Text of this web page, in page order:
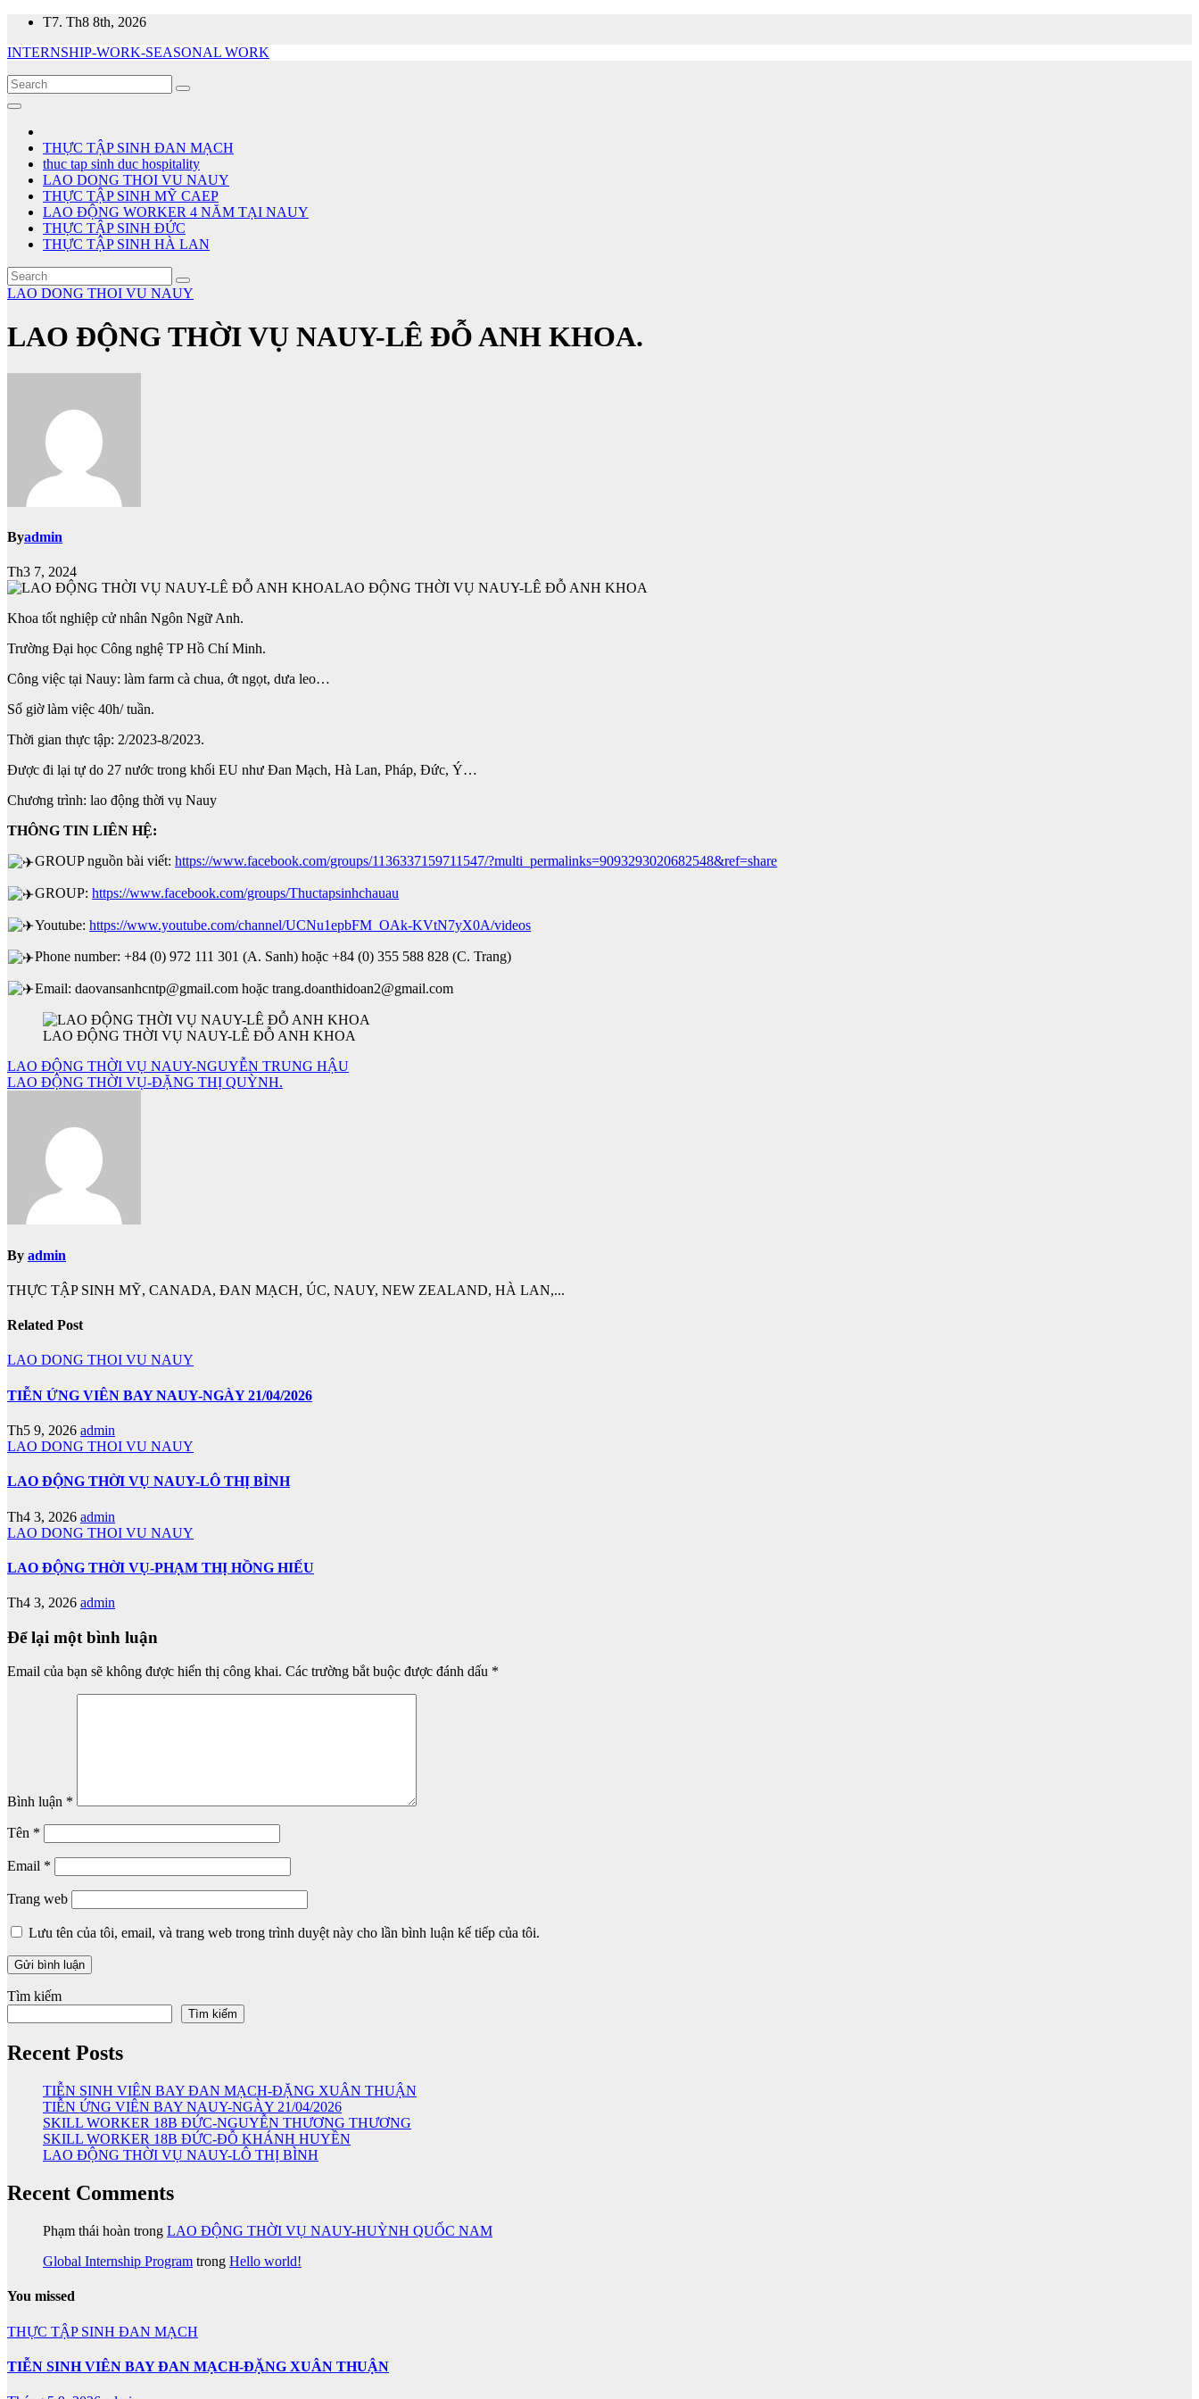
Skip
content
T7. Th8 8th, 2026
INTERNSHIP-WORK-SEASONAL WORK
THỰC TẬP SINH ĐAN MẠCH
thuc tap sinh duc hospitality
LAO DONG THOI VU NAUY
THỰC TẬP SINH MỸ CAEP
LAO ĐỘNG WORKER 4 NĂM TẠI NAUY
THỰC TẬP SINH ĐỨC
THỰC TẬP SINH HÀ LAN
LAO DONG THOI VU NAUY
LAO ĐỘNG THỜI VỤ NAUY-LÊ ĐỖ ANH KHOA.
Byadmin
Th3 7, 2024
LAO ĐỘNG THỜI VỤ NAUY-LÊ ĐỖ ANH KHOA
Khoa tốt nghiệp cử nhân Ngôn Ngữ Anh.
Trường Đại học Công nghệ TP Hồ Chí Minh.
Công việc tại Nauy: làm farm cà chua, ớt ngọt, dưa leo…
Số giờ làm việc 40h/ tuần.
Thời gian thực tập: 2/2023-8/2023.
Được đi lại tự do 27 nước trong khối EU như Đan Mạch, Hà Lan, Pháp, Đức, Ý…
Chương trình: lao động thời vụ Nauy
THÔNG TIN LIÊN HỆ:
GROUP nguồn bài viết:https://www.facebook.com/groups/1136337159711547/?multi_permalinks=9093293020682548&ref=share
GROUP:https://www.facebook.com/groups/Thuctapsinhchauau
Youtube:https://www.youtube.com/channel/UCNu1epbFM_OAk-KVtN7yX0A/videos
Phone number: +84 (0) 972 111 301 (A. Sanh) hoặc +84 (0) 355 588 828 (C. Trang)
Email: daovansanhcntp@gmail.com hoặc trang.doanthidoan2@gmail.com
LAO ĐỘNG THỜI VỤ NAUY-LÊ ĐỖ ANH KHOA
Điều
hướng
LAO ĐỘNG THỜI VỤ NAUY-NGUYỄN TRUNG HẬU
LAO ĐỘNG THỜI VỤ-ĐẶNG THỊ QUỲNH.
By admin
THỰC TẬP SINH MỸ, CANADA, ĐAN MẠCH, ÚC, NAUY, NEW ZEALAND, HÀ LAN,...
Related Post
LAO DONG THOI VU NAUY
TIỄN ỨNG VIÊN BAY NAUY-NGÀY 21/04/2026
Th5 9, 2026 admin
LAO DONG THOI VU NAUY
LAO ĐỘNG THỜI VỤ NAUY-LÔ THỊ BÌNH
Th4 3, 2026 admin
LAO DONG THOI VU NAUY
LAO ĐỘNG THỜI VỤ-PHẠM THỊ HỒNG HIẾU
Th4 3, 2026 admin
Để lại một bình luận
Email của bạn sẽ không được hiển thị công khai. Các trường bắt buộc được đánh dấu *
Bình luận *
Tên *
Email *
Trang web
Lưu tên của tôi, email, và trang web trong trình duyệt này cho lần bình luận kế tiếp của tôi.
Tìm kiếm
Tìm kiếm
Recent Posts
TIỄN SINH VIÊN BAY ĐAN MẠCH-ĐẶNG XUÂN THUẬN
TIỄN ỨNG VIÊN BAY NAUY-NGÀY 21/04/2026
SKILL WORKER 18B ĐỨC-NGUYỄN THƯƠNG THƯƠNG
SKILL WORKER 18B ĐỨC-ĐỖ KHÁNH HUYỀN
LAO ĐỘNG THỜI VỤ NAUY-LÔ THỊ BÌNH
Recent Comments
Phạm thái hoàn trong LAO ĐỘNG THỜI VỤ NAUY-HUỲNH QUỐC NAM
Global Internship Program trong Hello world!
You missed
THỰC TẬP SINH ĐAN MẠCH
TIỄN SINH VIÊN BAY ĐAN MẠCH-ĐẶNG XUÂN THUẬN